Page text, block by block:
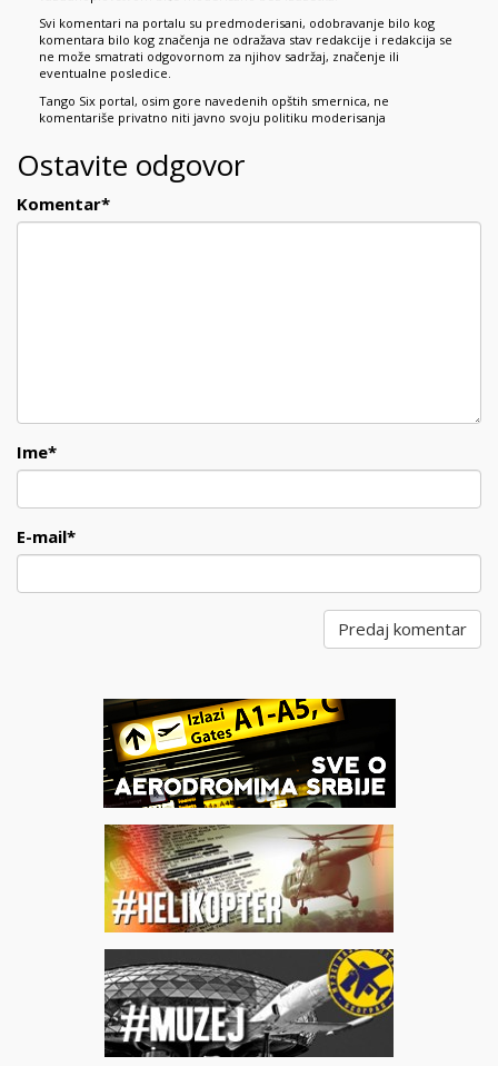
Svi komentari na portalu su predmoderisani, odobravanje bilo kog
komentara bilo kog značenja ne odražava stav redakcije i redakcija se
ne može smatrati odgovornom za njihov sadržaj, značenje ili
eventualne posledice.
Tango Six portal, osim gore navedenih opštih smernica, ne
komentariše privatno niti javno svoju politiku moderisanja
Ostavite odgovor
Komentar*
Ime*
E-mail*